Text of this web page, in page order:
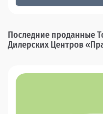
Последние проданные
Дилерских Центров